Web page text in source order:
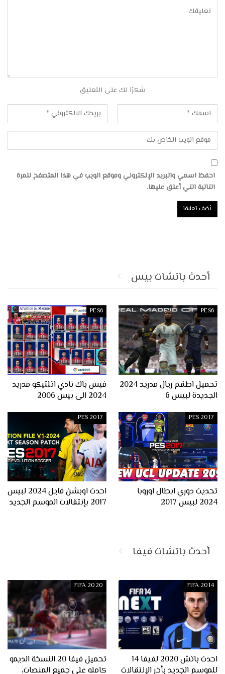
شكرًا لك على التعليق
احفظ اسمي والبريد الإلكتروني وموقع الويب في هذا المتصفح للمرة
التالية التي أعلق عليها.
أحدث باتشات بيس
PES6
تحميل اطقم ريال مدريد 2024
الجديدة لبيس 6
PES6
فيس باك نادي اتلتيكو مدريد
2024 الى بيس 2006
PES 2017
تحديث دوري ابطال اوروبا
2024 لبيس 2017
PES 2017
احدث اوبشن فايل 2024 لبيس
2017 بإنتقالات الموسم الجديد
أحدث باتشات فيفا
FIFA 2014
احدث باتش 2020 لفيفا 14
للموسم الجديد بأخر الإنتقالات
FIFA 2020
تحميل فيفا 20 النسخة الديمو
كامله على جميع المنصات،